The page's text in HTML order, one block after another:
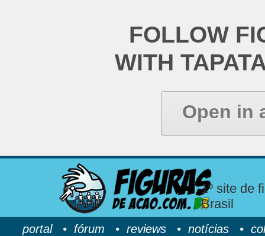
FOLLOW
WITH
Open in
1º site de
Brasil
portal• fórum • reviews • notícias •